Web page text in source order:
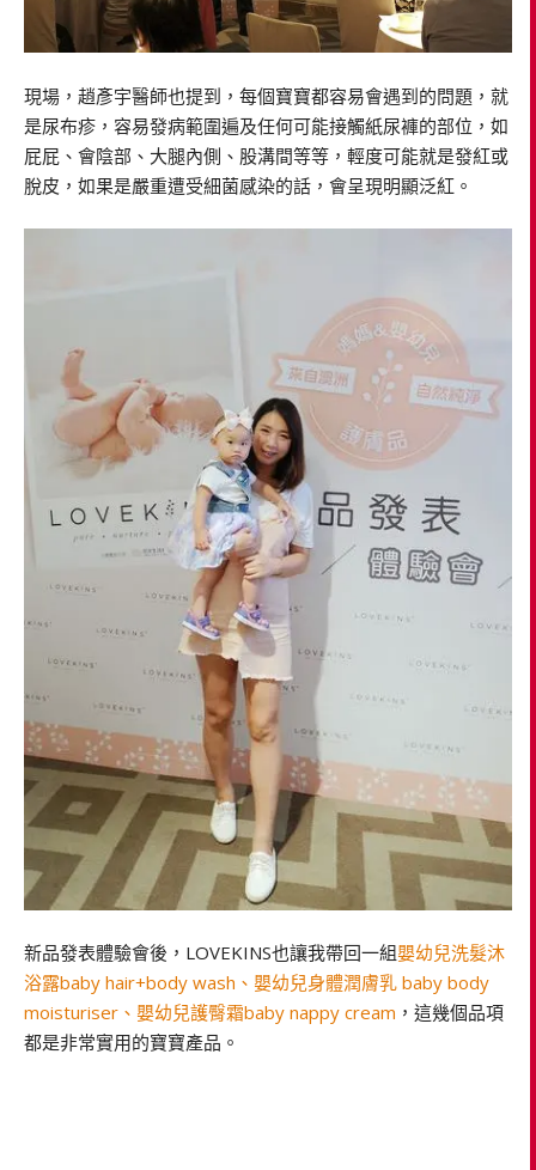
現場，趙彥宇醫師也提到，每個寶寶都容易會遇到的問題，就
是尿布疹，容易發病範圍遍及任何可能接觸紙尿褲的部位，如
屁屁、會陰部、大腿內側、股溝間等等，輕度可能就是發紅或
脫皮，如果是嚴重遭受細菌感染的話，會呈現明顯泛紅。
新品發表體驗會後，LOVEKINS也讓我帶回一組嬰幼兒洗髮沐
浴露baby hair+body wash、嬰幼兒身體潤膚乳 baby body
moisturiser、嬰幼兒護臀霜baby nappy cream ，這幾個品項
都是非常實用的寶寶產品。